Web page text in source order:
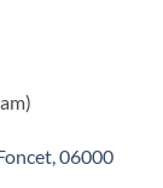
06000